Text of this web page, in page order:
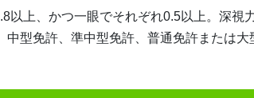
以上、かつ一眼でそれぞれ0.5以上。深視
中型免許、準中型免許、普通免許または